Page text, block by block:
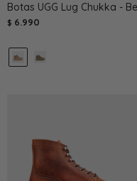
Botas UGG Lug Chukka -
$ 6.990